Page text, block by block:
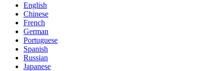
English
Chinese
French
German
Portuguese
Spanish
Russian
Japanese